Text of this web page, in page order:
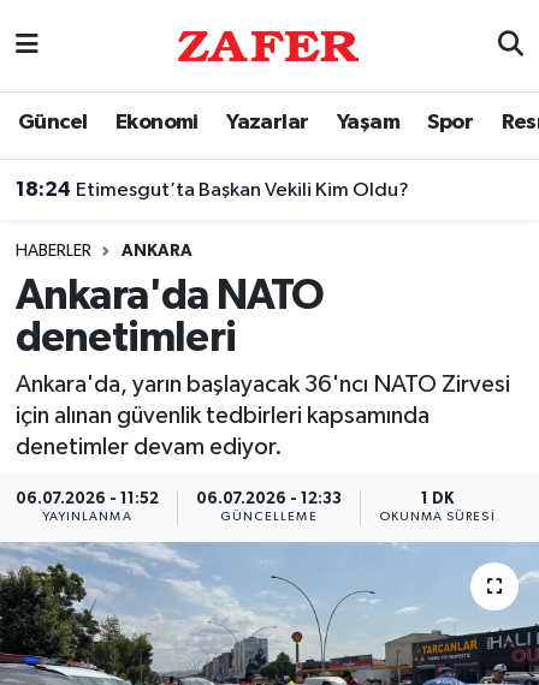
Güncel Ekonomi Yazarlar Yaşam Spor
18:24 Etimesgut’ta Başkan Vekili Kim Oldu?
HABERLER ANKARA
Ankara'da NATO
denetimleri
Ankara'da, yarın başlayacak 36'ncı NATO Zirvesi
için alınan güvenlik tedbirleri kapsamında
denetimler devam ediyor.
06.07.2026 - 11:52
YAYINLANMA
06.07.2026 - 12:33
GÜNCELLEME
1 DK
OKUNMA SÜRESI
Nöbetçi Eczaneler
Trafik Durumu
Süper Lig Puan Durumu ve Fikstür
Tüm Manşetler
Son Dakika Haberleri
Haber Arşivi